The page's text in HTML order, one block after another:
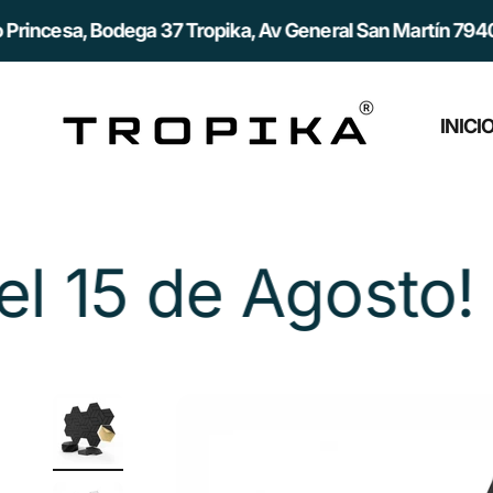
37 Tropika, Av General San Martín 7940, Quilicura,
Tropika